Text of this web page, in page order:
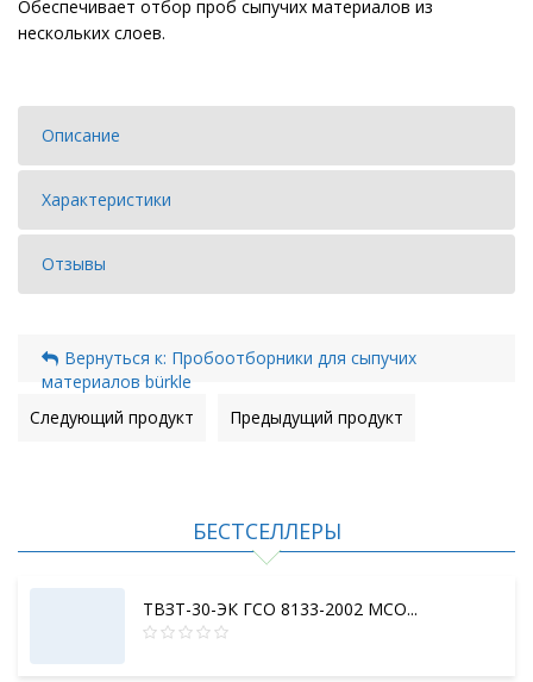
Обеспечивает отбор проб сыпучих материалов из
нескольких слоев.
Описание
Характеристики
Отзывы
Вернуться к: Пробоотборники для сыпучих
материалов bürkle
Следующий продукт
Предыдущий продукт
БЕСТСЕЛЛЕРЫ
ТВЗТ-30-ЭК ГСО 8133-2002 МСО...